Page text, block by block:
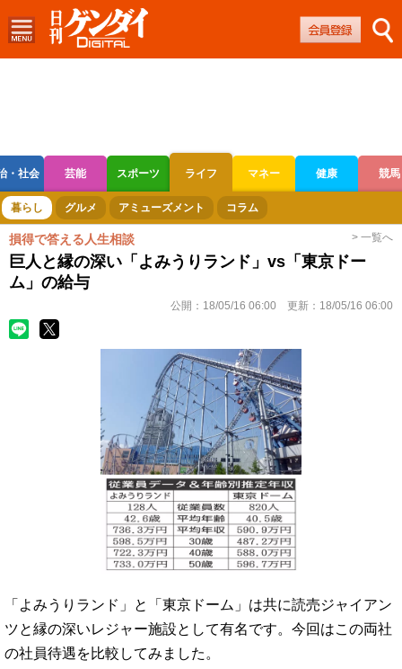
・社会 芸能 スポーツ ライフ マネー 健康 競馬
ボートレース 競輪 オートレース
暮らし グルメ アミューズメント コラム
損得で答える人生相談 > 一覧へ
巨人と縁の深い「よみうりランド」vs「東京ドー
ム」の給与
公開： 18/05/16 06:00 更新： 18/05/16 06:00
「よみうりランド」と「東京ドーム」は共に読売ジャイアン
ツと縁の深いレジャー施設として有名です。今回はこの両社
の社員待遇を比較してみました。